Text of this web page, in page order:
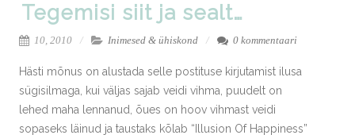
Tegemisi siit ja sealt…
10, 2010 Inimesed & ühiskond 0 kommentaari
Hästi mõnus on alustada selle postituse kirjutamist ilusa
sügisilmaga, kui väljas sajab veidi vihma, puudelt on
lehed maha lennanud, õues on hoov vihmast veidi
sopaseks läinud ja taustaks kõlab “Illusion Of Happiness”